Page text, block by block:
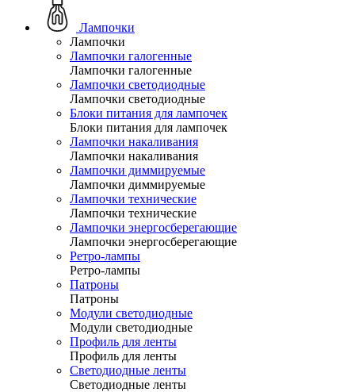
Лампочки
Лампочки
Лампочки галогенные
Лампочки галогенные
Лампочки светодиодные
Лампочки светодиодные
Блоки питания для лампочек
Блоки питания для лампочек
Лампочки накаливания
Лампочки накаливания
Лампочки диммируемые
Лампочки диммируемые
Лампочки технические
Лампочки технические
Лампочки энергосберегающие
Лампочки энергосберегающие
Ретро-лампы
Ретро-лампы
Патроны
Патроны
Модули светодиодные
Модули светодиодные
Профиль для ленты
Профиль для ленты
Светодиодные ленты
Светодиодные ленты